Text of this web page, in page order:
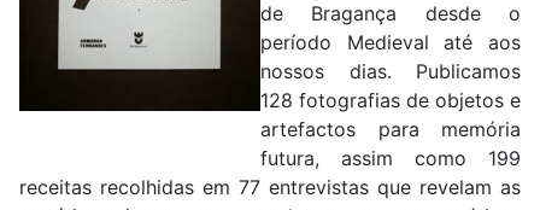
de Bragança desde o
período Medieval até aos
nossos dias. Publicamos
128 fotografias de objetos e
artefactos para memória
futura, assim como 199
receitas recolhidas em 77 entrevistas que revelam as